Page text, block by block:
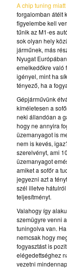
A chip tuning miatt
forgalomban átélt
figyelembe kell
tűnik az M1-es
sok olyan hely
járműnek, más
Nyugat
emelkedőkre való
igényel, mint ha
tényező, ha a
Gépjárművünk
kíméletesen a
neki állandóan a
hogy ne annyira
üzemanyagot is
nem is kevés,
szerelvényt, ami
üzemanyagot
amiket a sofőr a
jegyezni azt a
szél illetve
teljesítményt.
Valahogy így
szemügyre venni
tuningolva van.
nemcsak hogy
fogyasztást is
elégedettséghez
vezetni